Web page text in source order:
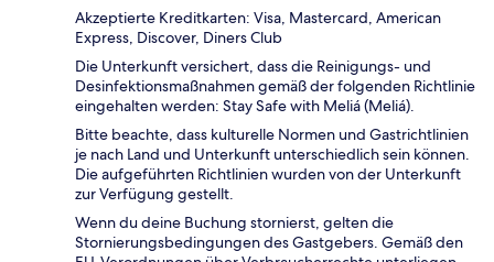
Akzeptierte Kreditkarten: Visa, Mastercard, American
Express, Discover, Diners Club
Die Unterkunft versichert, dass die Reinigungs- und
Desinfektionsmaßnahmen gemäß der folgenden Richtlinie
eingehalten werden: Stay Safe with Meliá (Meliá).
Bitte beachte, dass kulturelle Normen und Gastrichtlinien
je nach Land und Unterkunft unterschiedlich sein können.
Die aufgeführten Richtlinien wurden von der Unterkunft
zur Verfügung gestellt.
Wenn du deine Buchung stornierst, gelten die
Stornierungsbedingungen des Gastgebers. Gemäß den